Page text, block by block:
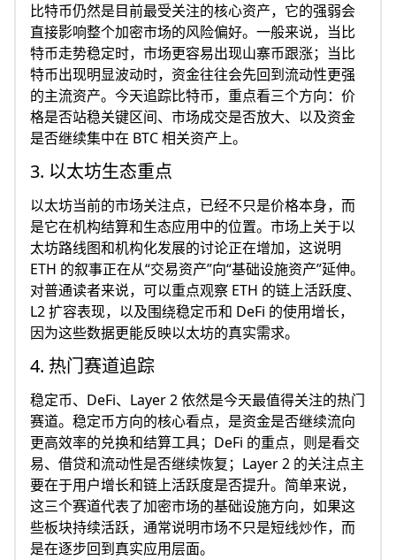
比特币仍然是目前最受关注的核心资产，它的强弱会
直接影响整个加密市场的风险偏好。一般来说，当比
特币走势稳定时，市场更容易出现山寨币跟涨；当比
特币出现明显波动时，资金往往会先回到流动性更强
的主流资产。今天追踪比特币，重点看三个方向：价
格是否站稳关键区间、市场成交是否放大、以及资金
是否继续集中在 BTC 相关资产上。
3. 以太坊生态重点
以太坊当前的市场关注点，已经不只是价格本身，而
是它在机构结算和生态应用中的位置。市场上关于以
太坊路线图和机构化发展的讨论正在增加，这说明
ETH 的叙事正在从“交易资产”向“基础设施资产”延伸。
对普通读者来说，可以重点观察 ETH 的链上活跃度、
L2 扩容表现，以及围绕稳定币和 DeFi 的使用增长，
因为这些数据更能反映以太坊的真实需求。
4. 热门赛道追踪
稳定币、DeFi、Layer 2 依然是今天最值得关注的热门
赛道。稳定币方向的核心看点，是资金是否继续流向
更高效率的兑换和结算工具；DeFi 的重点，则是看交
易、借贷和流动性是否继续恢复；Layer 2 的关注点主
要在于用户增长和链上活跃度是否提升。简单来说，
这三个赛道代表了加密市场的基础设施方向，如果这
些板块持续活跃，通常说明市场不只是短线炒作，而
是在逐步回到真实应用层面。